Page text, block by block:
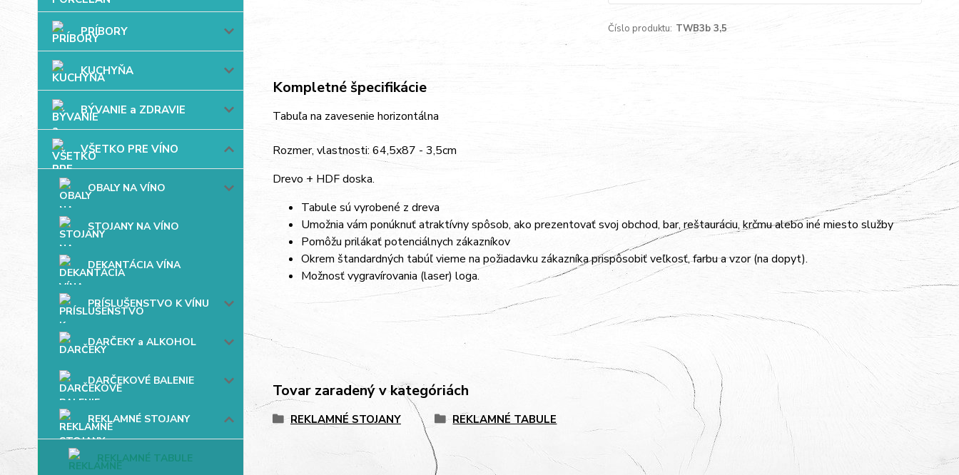
PRÍBORY
KUCHYŇA
BÝVANIE a ZDRAVIE
VŠETKO PRE VÍNO
OBALY NA VÍNO
STOJANY NA VÍNO
DEKANTÁCIA VÍNA
PRÍSLUŠENSTVO K VÍNU
DARČEKY a ALKOHOL
DARČEKOVÉ BALENIE
REKLAMNÉ STOJANY
REKLAMNÉ TABULE
Číslo produktu: TWB3b 3,5
Kompletné špecifikácie
Tabuľa na zavesenie horizontálna
Rozmer, vlastnosti: 64,5x87 - 3,5cm
Drevo + HDF doska.
Tabule sú vyrobené z dreva
Umožnia vám ponúknuť atraktívny spôsob, ako prezentovať svoj obchod, bar, reštauráciu, krčmu alebo iné miesto služby
Pomôžu prilákať potenciálnych zákazníkov
Okrem štandardných tabúľ vieme na požiadavku zákazníka prispôsobiť veľkosť, farbu a vzor (na dopyt).
Možnosť vygravírovania (laser) loga.
Tovar zaradený v kategóriách
REKLAMNÉ STOJANY REKLAMNÉ TABULE